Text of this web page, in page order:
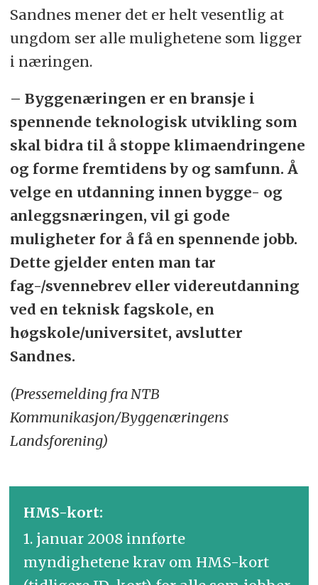
Sandnes mener det er helt vesentlig at
ungdom ser alle mulighetene som ligger
i næringen.
– Byggenæringen er en bransje i
spennende teknologisk utvikling som
skal bidra til å stoppe klimaendringene
og forme fremtidens by og samfunn. Å
velge en utdanning innen bygge- og
anleggsnæringen, vil gi gode
muligheter for å få en spennende jobb.
Dette gjelder enten man tar
fag-/svennebrev eller videreutdanning
ved en teknisk fagskole, en
høgskole/universitet, avslutter
Sandnes.
(Pressemelding fra NTB
Kommunikasjon/Byggenæringens
Landsforening)
HMS-kort:
1. januar 2008 innførte
myndighetene krav om HMS-kort